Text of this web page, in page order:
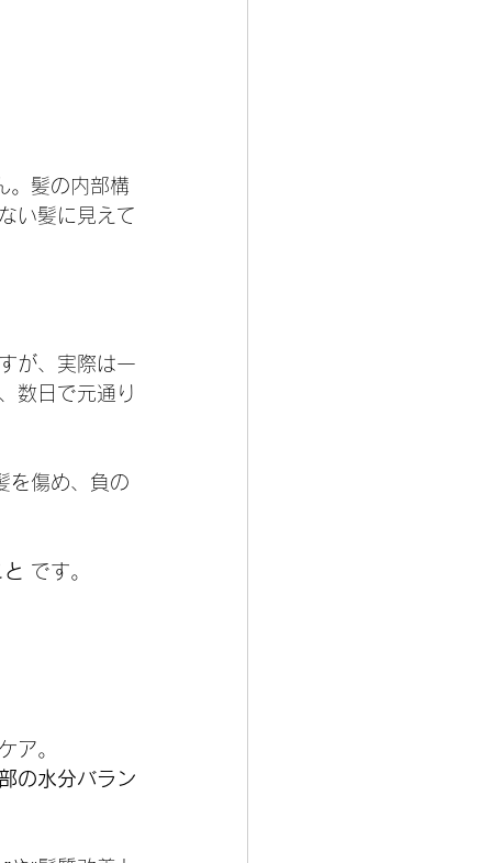
。髪の内部構
い髪に見えて
が、実際は一
数日で元通り
を傷め、負の
です。
ア。
の水分バラン